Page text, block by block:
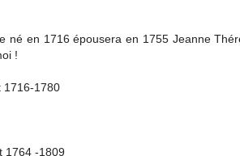
né en 1716 épousera en 1755 Jeanne
!
1716-1780
1764 -1809